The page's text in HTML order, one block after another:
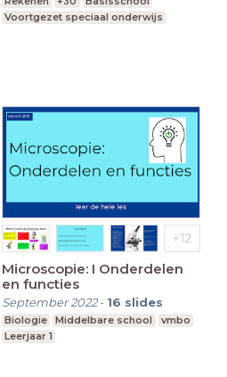
Voortgezet speciaal onderwijs
Microscopie: I Onderdelen
en functies
September 2022- 16 slides
Biologie Middelbare school
vmbo
Leerjaar 1